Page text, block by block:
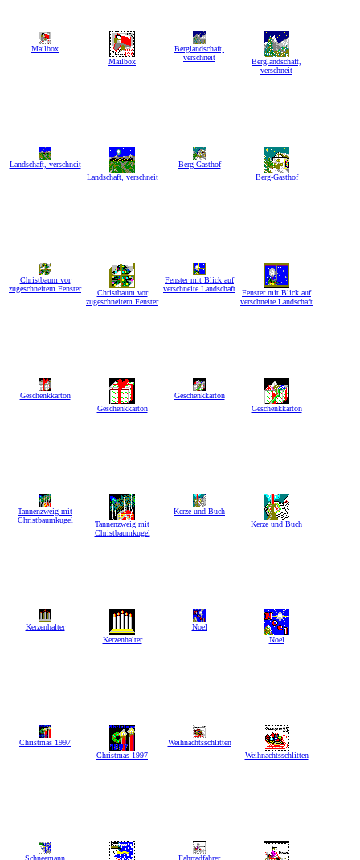
Mailbox
Mailbox
Berglandschaft,
verschneit
Berglandschaft,
verschneit
Landschaft, verschneit
Landschaft, verschneit
Berg-Gasthof
Berg-Gasthof
Christbaum vor
zugeschneitem Fenster
Christbaum vor
zugeschneitem Fenster
Fenster mit Blick auf
verschneite Landschaft
Fenster mit Blick auf
verschneite Landschaft
Geschenkkarton
Geschenkkarton
Geschenkkarton
Geschenkkarton
Tannenzweig mit
Christbaumkugel
Tannenzweig mit
Christbaumkugel
Kerze und Buch
Kerze und Buch
Kerzenhalter
Kerzenhalter
Noel
Noel
Christmas 1997
Christmas 1997
Weihnachtsschlitten
Weihnachtsschlitten
Schneemann
Fahrradfahrer